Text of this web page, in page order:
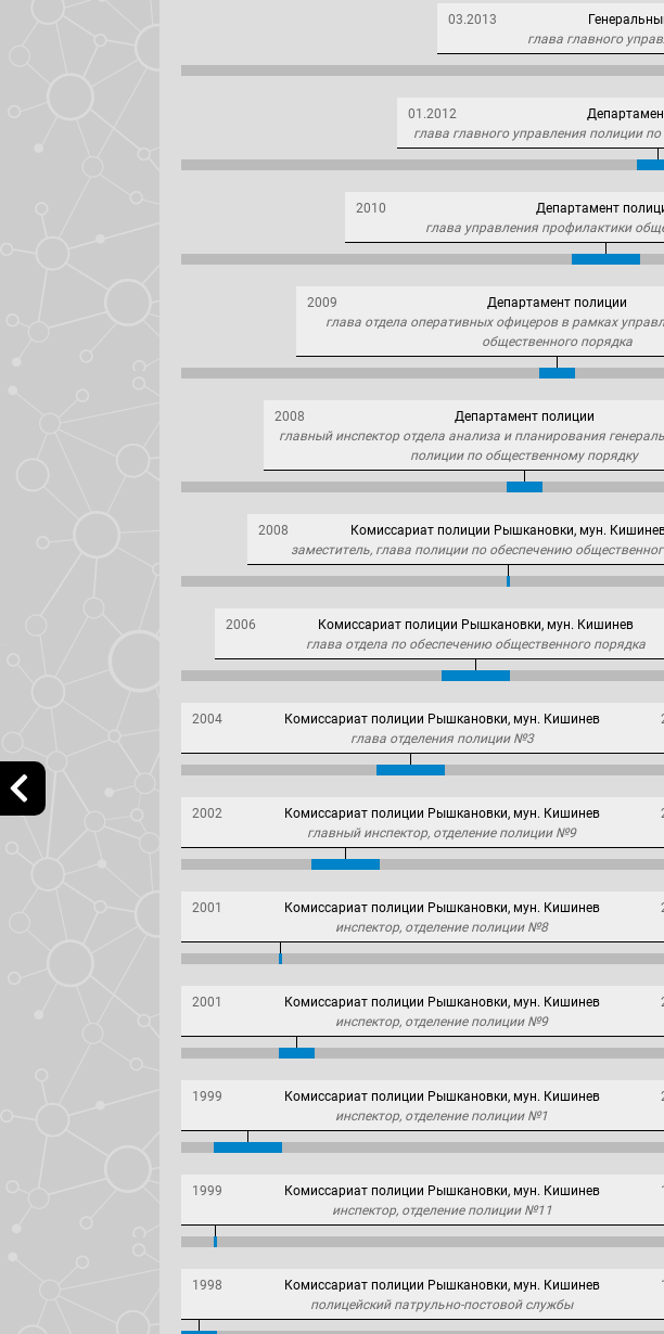
03.2013
глава главного
01.2012
глава главного управления полиции
2010 Департамент
глава управления профилактики
2009 Департамент полиции
глава отдела оперативных офицеров в рамках
общественного порядка
2008 Департамент полиции
главный инспектор отдела анализа и планирования
полиции по общественному порядку
2008 Комиссариат полиции Рышкановки, мун.
заместитель, глава полиции по обеспечению
2006 Комиссариат полиции Рышкановки, мун. Кишинев
глава отдела по обеспечению общественного порядка
2004 Комиссариат полиции Рышкановки, мун. Кишинев
глава отделения полиции №3
2002 Комиссариат полиции Рышкановки, мун. Кишинев
главный инспектор, отделение полиции №9
2001 Комиссариат полиции Рышкановки, мун. Кишинев
инспектор, отделение полиции №8
2001 Комиссариат полиции Рышкановки, мун. Кишинев
инспектор, отделение полиции №9
1999 Комиссариат полиции Рышкановки, мун. Кишинев
инспектор, отделение полиции №1
1999 Комиссариат полиции Рышкановки, мун. Кишинев
инспектор, отделение полиции №11
1998 Комиссариат полиции Рышкановки, мун. Кишинев
полицейский патрульно-постовой службы